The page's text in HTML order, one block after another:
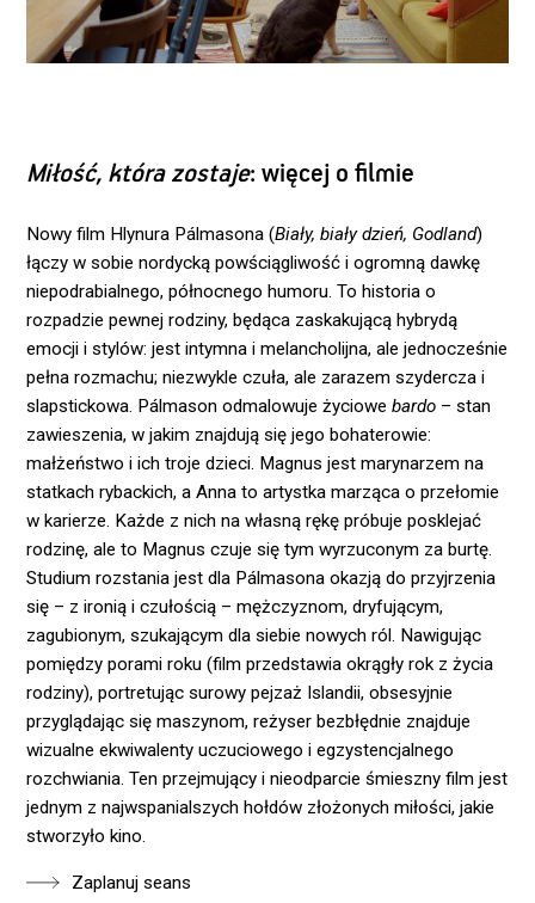
Miłość, która zostaje: więcej o filmie
Nowy film Hlynura Pálmasona (Biały, biały dzień, Godland)
łączy w sobie nordycką powściągliwość i ogromną dawkę
niepodrabialnego, północnego humoru. To historia o
rozpadzie pewnej rodziny, będąca zaskakującą hybrydą
emocji i stylów: jest intymna i melancholijna, ale jednocześnie
pełna rozmachu; niezwykle czuła, ale zarazem szydercza i
slapstickowa. Pálmason odmalowuje życiowebardo – stan
zawieszenia, w jakim znajdują się jego bohaterowie:
małżeństwo i ich troje dzieci. Magnus jest marynarzem na
statkach rybackich, a Anna to artystka marząca o przełomie
w karierze. Każde z nich na własną rękę próbuje posklejać
rodzinę, ale to Magnus czuje się tym wyrzuconym za burtę.
Studium rozstania jest dla Pálmasona okazją do przyjrzenia
się – z ironią i czułością – mężczyznom, dryfującym,
zagubionym, szukającym dla siebie nowych ról. Nawigując
pomiędzy porami roku (film przedstawia okrągły rok z życia
rodziny), portretując surowy pejzaż Islandii, obsesyjnie
przyglądając się maszynom, reżyser bezbłędnie znajduje
wizualne ekwiwalenty uczuciowego i egzystencjalnego
rozchwiania. Ten przejmujący i nieodparcie śmieszny film jest
jednym z najwspanialszych hołdów złożonych miłości, jakie
stworzyło kino.
Zaplanuj seans